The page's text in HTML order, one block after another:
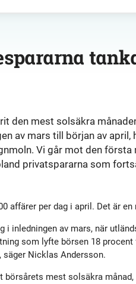
Styrelse
den mest solsäkra
av mars till början av
Vi går mot den
privatspararna som
affärer per dag i april. Det är
i inledningen av mars, när
som lyfte börsen 18
säger Nicklas Andersson.
mest solsäkra